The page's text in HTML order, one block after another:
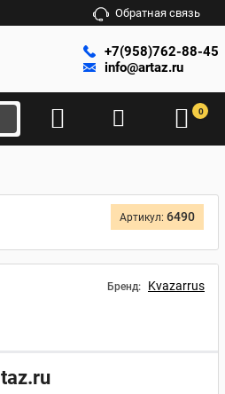
Обратная связь
+7(958)762-88-45
info@artaz.ru
0
Артикул: 6490
Бренд: Kvazarrus